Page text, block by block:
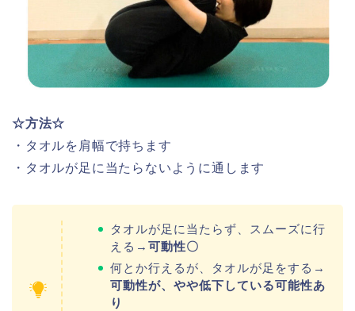
☆方法☆
・タオルを肩幅で持ちます
・タオルが足に当たらないように通します
タオルが足に当たらず、スムーズに行
える→ 可動性〇
何とか行えるが、タオルが足をする→
可動性が、やや低下している可能性あ
り